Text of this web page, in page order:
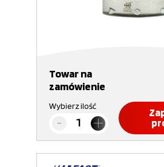
Towar na
zamówienie
Wybierz ilość